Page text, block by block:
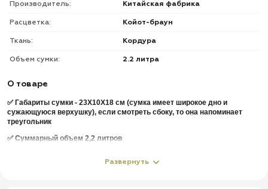
Производитель: Китайская фабрика
Расцветка: Койот-браун
Ткань: Кордура
Объем сумки: 2.2 литра
О товаре
✅ Габариты сумки - 23Х10Х18 см (сумка имеет широкое дно и
сужающуюся верхушку), если смотреть сбоку, то она напоминает
треугольник
✅ Суммарный объем 2,2 литров
Развернуть